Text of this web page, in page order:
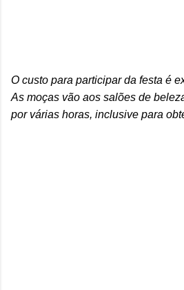
O custo para participar da festa é
As moças vão aos salões de
por várias horas, inclusive para